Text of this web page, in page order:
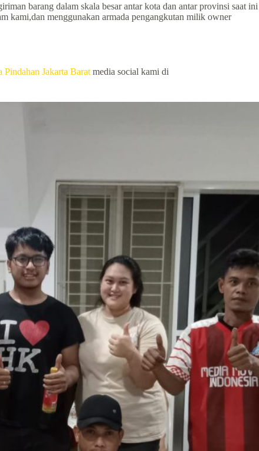
barang dalam skala besar antar kota dan antar provinsi saat ini
kami,dan menggunakan armada pengangkutan milik owner
Pindahan Jakarta Barat media social kami di